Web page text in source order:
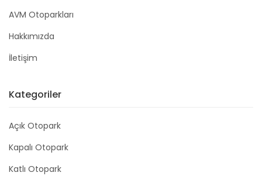
AVM Otoparkları
Hakkımızda
İletişim
Kategoriler
Açık Otopark
Kapalı Otopark
Katlı Otopark